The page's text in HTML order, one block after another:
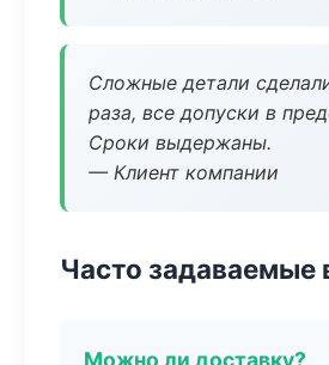
Сложные детали
раза, все допуски в
Сроки выдержаны.
— Клиент компании
Часто задаваемые
Можно ли доставку?